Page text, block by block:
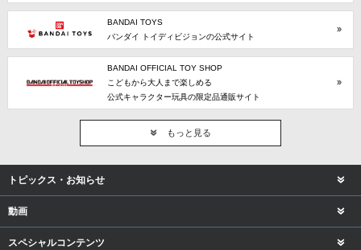
BANDAI TOYS
バンダイ トイディビジョンの公式サイト
BANDAI OFFICIAL TOY SHOP
こどもから大人まで楽しめる
公式キャラクター玩具の限定品通販サイト
もっと見る
トピックス・お知らせ
動画
スペシャルコンテンツ